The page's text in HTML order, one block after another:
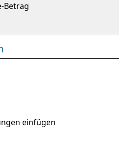
Betrag
einfügen